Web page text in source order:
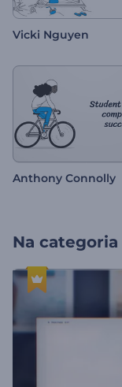
Vicki Nguyen
Anthony Connolly
Na categoria